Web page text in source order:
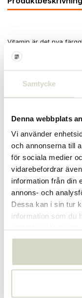
Samtycke
Denna webbplats
Vi använder
och annonserna till
för sociala medier
vidarebefordrar
information från din
annons- och
Dessa kan i sin tur
information som du
Vitamin är det nya
med Seletti.
och färsk frukt till liv.
Storlek: 26 x 26 x 16 cm
Material: harts
Artikelnummer
EAN
Skapa din egen